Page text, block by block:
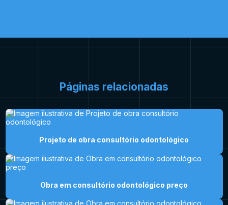
Páginas relacionadas
Projeto de obra consultório odontológico
Obra em consultório odontológico preço